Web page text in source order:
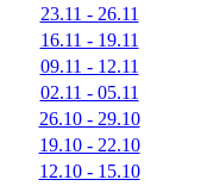
23.11 - 26.11
16.11 - 19.11
09.11 - 12.11
02.11 - 05.11
26.10 - 29.10
19.10 - 22.10
12.10 - 15.10